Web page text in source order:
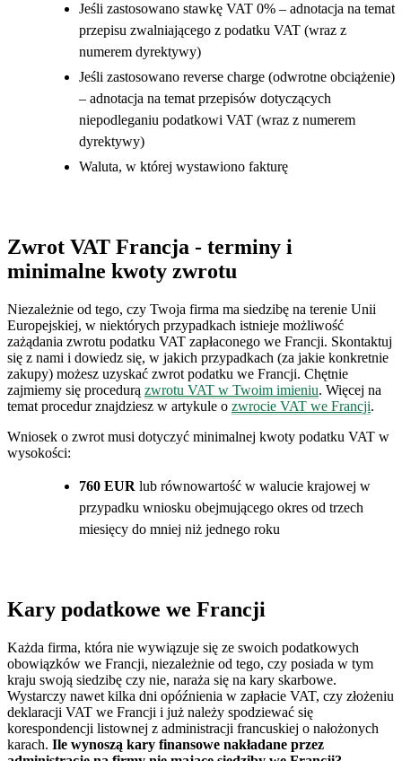
Jeśli zastosowano stawkę VAT 0% – adnotacja na temat
przepisu zwalniającego z podatku VAT (wraz z
numerem dyrektywy)
Jeśli zastosowano reverse charge (odwrotne obciążenie)
– adnotacja na temat przepisów dotyczących
niepodleganiu podatkowi VAT (wraz z numerem
dyrektywy)
Waluta, w której wystawiono fakturę
Zwrot VAT Francja - terminy i
minimalne kwoty zwrotu
Niezależnie od tego, czy Twoja firma ma siedzibę na terenie Unii
Europejskiej, w niektórych przypadkach istnieje możliwość
zażądania zwrotu podatku VAT zapłaconego we Francji. Skontaktuj
się z nami i dowiedz się, w jakich przypadkach (za jakie konkretnie
zakupy) możesz uzyskać zwrot podatku we Francji. Chętnie
zajmiemy się procedurą zwrotu VAT w Twoim imieniu. Więcej na
temat procedur znajdziesz w artykule o zwrocie VAT we Francji.
Wniosek o zwrot musi dotyczyć minimalnej kwoty podatku VAT w
wysokości:
760 EUR lub równowartość w walucie krajowej w
przypadku wniosku obejmującego okres od trzech
miesięcy do mniej niż jednego roku
Kary podatkowe we Francji
Każda firma, która nie wywiązuje się ze swoich podatkowych
obowiązków we Francji, niezależnie od tego, czy posiada w tym
kraju swoją siedzibę czy nie, naraża się na kary skarbowe.
Wystarczy nawet kilka dni opóźnienia w zapłacie VAT, czy złożeniu
deklaracji VAT we Francji i już należy spodziewać się
korespondencji listownej z administracji francuskiej o nałożonych
karach. Ile wynoszą kary finansowe nakładane przez